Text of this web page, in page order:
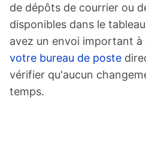
de dépôts de courrier ou
disponibles dans le tableau
avez un envoi important à
votre bureau de poste
vérifier qu'aucun
temps.